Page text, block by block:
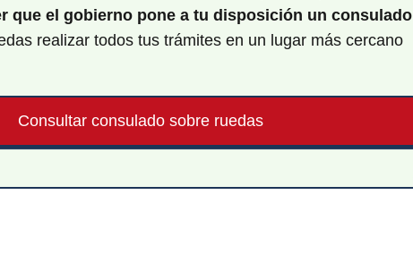
que el gobierno pone a tu disposición un consulado
realizar todos tus trámites en un lugar más cercano
Consultar consulado sobre ruedas